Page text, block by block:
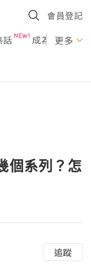
會員登記
話 成為U更多
個系列？怎
追蹤